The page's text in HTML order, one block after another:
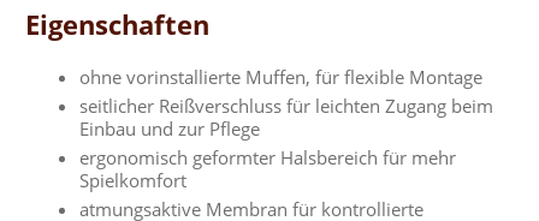
Eigenschaften
ohne vorinstallierte Muffen, für flexible Montage
seitlicher Reißverschluss für leichten Zugang beim
Einbau und zur Pflege
ergonomisch geformter Halsbereich für mehr
Spielkomfort
atmungsaktive Membran für kontrollierte